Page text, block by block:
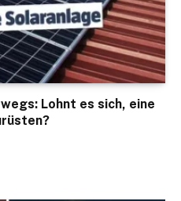
Lohnt es sich, eine